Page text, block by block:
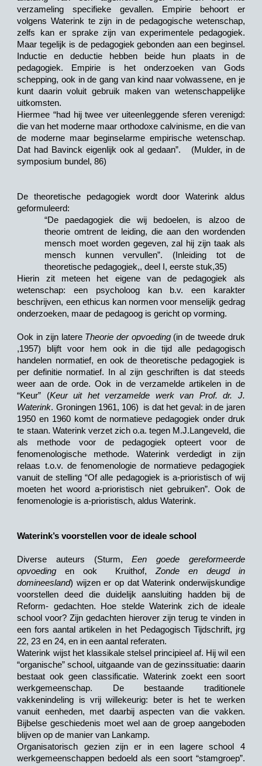
verzameling specifieke gevallen. Empirie behoort er
volgens Waterink te zijn in de pedagogische wetenschap,
zelfs kan er sprake zijn van experimentele pedagogiek.
Maar tegelijk is de pedagogiek gebonden aan een beginsel.
Inductie en deductie hebben beide hun plaats in de
pedagogiek. Empirie is het onderzoeken van Gods
schepping, ook in de gang van kind naar volwassene, en je
kunt daarin voluit gebruik maken van wetenschappelijke
uitkomsten.
Hiermee “had hij twee ver uiteenleggende sferen verenigd:
die van het moderne maar orthodoxe calvinisme, en die van
de moderne maar beginselarme empirische wetenschap.
Dat had Bavinck eigenlijk ook al gedaan”. (Mulder, in de
symposium bundel, 86)
De theoretische pedagogiek wordt door Waterink aldus
geformuleerd:
“De paedagogiek die wij bedoelen, is alzoo de
theorie omtrent de leiding, die aan den wordenden
mensch moet worden gegeven, zal hij zijn taak als
mensch kunnen vervullen”. (Inleiding tot de
theoretische pedagogiek,, deel I, eerste stuk,35)
Hierin zit meteen het eigene van de pedagogiek als
wetenschap: een psycholoog kan b.v. een karakter
beschrijven, een ethicus kan normen voor menselijk gedrag
onderzoeken, maar de pedagoog is gericht op vorming.
Ook in zijn latere Theorie der opvoeding(in de tweede druk
,1957) blijft voor hem ook in die tijd alle pedagogisch
handelen normatief, en ook de theoretische pedagogiek is
per definitie normatief. In al zijn geschriften is dat steeds
weer aan de orde. Ook in de verzamelde artikelen in de
“Keur” (Keur uit het verzamelde werk van Prof. dr. J.
Waterink. Groningen 1961, 106) is dat het geval: in de jaren
1950 en 1960 komt de normatieve pedagogiek onder druk
te staan. Waterink verzet zich o.a. tegen M.J.Langeveld, die
als methode voor de pedagogiek opteert voor de
fenomenologische methode. Waterink verdedigt in zijn
relaas t.o.v. de fenomenologie de normatieve pedagogiek
vanuit de stelling “Of alle pedagogiek is a-prioristisch of wij
moeten het woord a-prioristisch niet gebruiken”. Ook de
fenomenologie is a-prioristisch, aldus Waterink.
Waterink’s voorstellen voor de ideale school
Diverse auteurs (Sturm,Een goede gereformeerde
opvoeding en ook Kruithof, Zonde en deugd in
domineesland) wijzen er op dat Waterink onderwijskundige
voorstellen deed die duidelijk aansluiting hadden bij de
Reform- gedachten. Hoe stelde Waterink zich de ideale
school voor? Zijn gedachten hierover zijn terug te vinden in
een fors aantal artikelen in het Pedagogisch Tijdschrift, jrg
22, 23 en 24, en in een aantal referaten.
Waterink wijst het klassikale stelsel principieel af. Hij wil een
“organische” school, uitgaande van de gezinssituatie: daarin
bestaat ook geen classificatie. Waterink zoekt een soort
werkgemeenschap. De bestaande traditionele
vakkenindeling is vrij willekeurig: beter is het te werken
vanuit eenheden, met daarbij aspecten van die vakken.
Bijbelse geschiedenis moet wel aan de groep aangeboden
blijven op de manier van Lankamp.
Organisatorisch gezien zijn er in een lagere school 4
werkgemeenschappen bedoeld als een soort “stamgroep”.